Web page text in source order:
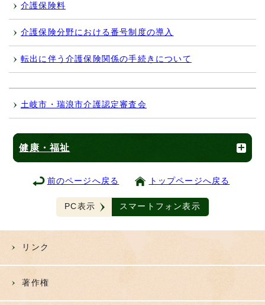
介護保険料
介護保険分野における番号制度の導入
転出に伴う介護保険関係の手続きについて
土岐市・瑞浪市介護認定審査会
健康・福祉
前のページへ戻る トップページへ戻る
PC表示 スマートフォン表示
リンク
著作権